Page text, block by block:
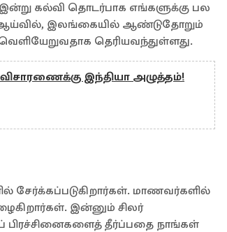
கல்வி தொடர்பாக எங்களுக்கு பல
இலங்கையில் ஆண்டுதோறும்
தெரியவந்துள்ளது.
இந்தியா அழுத்தம்!
சேர்க்கப்படுகிறார்கள். மாணவர்களில்
இன்னும் சிலர்
பிரச்சினைகளைத் தீர்ப்பதை நாங்கள்